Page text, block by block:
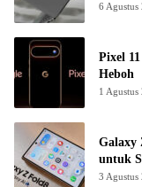
6 Agustus
Pixel
Heboh
1 Agustus
Galaxy
untuk
3 Agustus